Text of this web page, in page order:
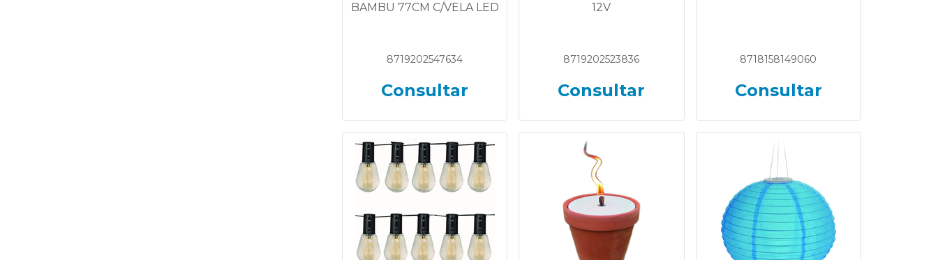
BAMBU 77CM C/VELA LED
8719202547634
Consultar
12V
8719202523836
Consultar
8718158149060
Consultar